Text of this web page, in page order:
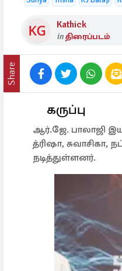
Kathick
inதிரைப்படம்
Share
கருப்பு
ஆர்.ஜே. பாலாஜி
த்ரிஷா,
நடித்துள்ளனர்.